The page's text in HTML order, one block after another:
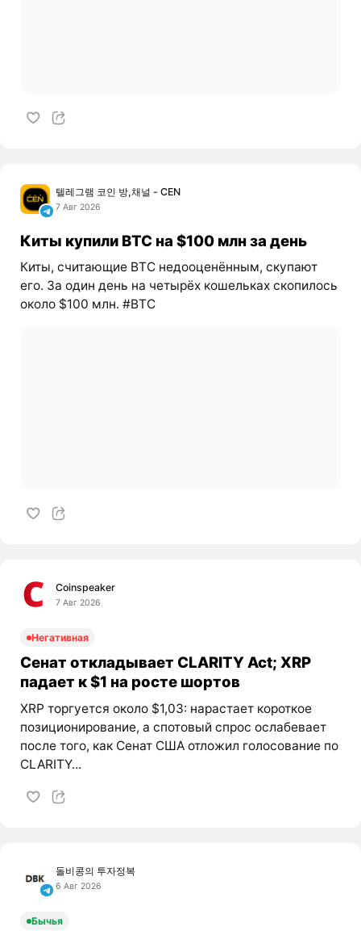
텔레그램 코인 방,채널 - CEN
7 Авг 2026
Киты купили BTC на $100 млн за день
Киты, считающие BTC недооценённым, скупают
его. За один день на четырёх кошельках скопилось
около $100 млн. #BTC
Coinspeaker
7 Авг 2026
Негативная
Сенат откладывает CLARITY Act; XRP
падает к $1 на росте шортов
XRP торгуется около $1,03: нарастает короткое
позиционирование, а спотовый спрос ослабевает
после того, как Сенат США отложил голосование по
CLARITY...
돌비콩의 투자정복
6 Авг 2026
Бычья